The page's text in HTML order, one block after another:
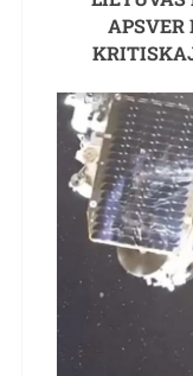
APSVER